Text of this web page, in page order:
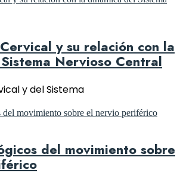
y su relación con la
Nervioso Central
y del Sistema
del movimiento sobre